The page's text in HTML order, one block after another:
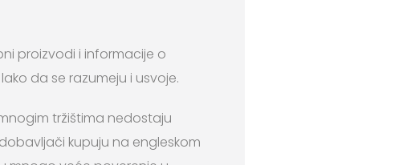
proizvodi i informacije o
da se razumeju i usvoje.
tržištima nedostaju
kupuju na engleskom